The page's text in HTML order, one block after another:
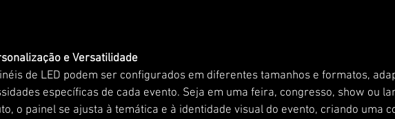
e Versatilidade
de LED podem ser configurados em diferentes tamanhos e formatos,
específicas de cada evento. Seja em uma feira, congresso, show ou
o painel se ajusta à temática e à identidade visual do evento, criando uma